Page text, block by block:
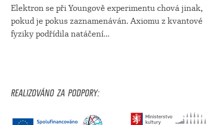
Elektron se při Youngově experimentu chová jinak,
pokud je pokus zaznamenáván. Axiomu z kvantové
fyziky podřídila natáčení...
REALIZOVÁNO ZA PODPORY: